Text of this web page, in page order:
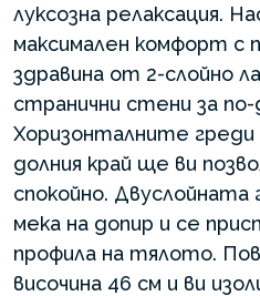
луксозна релаксация.
максимален комфорт с
здравина от 2-слойно
странични стени за
Хоризонталните греди
долния край ще ви
спокойно. Двуслойната
мека на допир и се
профила на тялото.
височина 46 см и ви